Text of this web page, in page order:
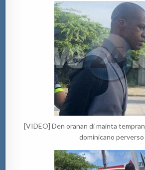
[VIDEO] Den oranan di mainta
dominicano perverso